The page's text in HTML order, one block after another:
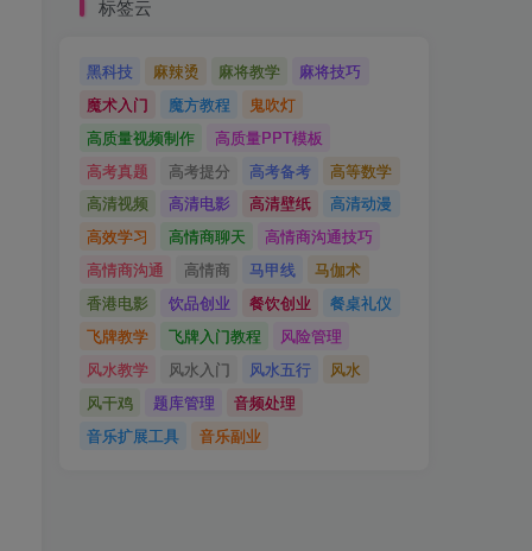
标签云
黑科技 麻辣烫 麻将教学
麻将技巧
魔术入门
魔方教程
鬼吹灯
高质量视频制作
高质量PPT模板
高考真题
高考提分 高考备考
高等数学
高清视频
高清电影 高清壁纸
高清动漫
高效学习
高情商聊天
高情商沟通技巧
高情商沟通
高情商 马甲线
马伽术
香港电影
饮品创业 餐饮创业
餐桌礼仪
飞牌教学
飞牌入门教程
风险管理
风水教学
风水入门 风水五行
风水
风干鸡
题库管理
音频处理
音乐扩展工具
音乐副业